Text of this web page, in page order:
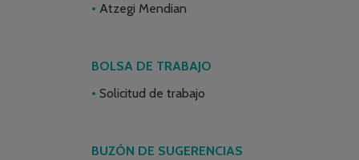
Atzegi Mendian
BOLSA DE TRABAJO
Solicitud de trabajo
BUZÓN DE SUGERENCIAS